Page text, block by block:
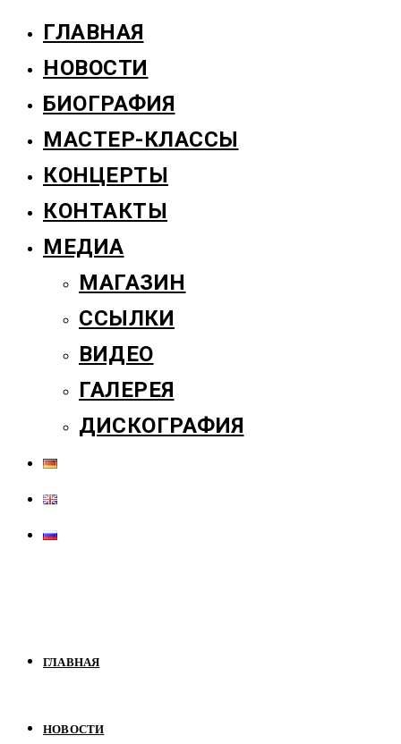
ГЛАВНАЯ
НОВОСТИ
БИОГРАФИЯ
МАСТЕР-КЛАССЫ
КОНЦЕРТЫ
КОНТАКТЫ
МЕДИА
МАГАЗИН
ССЫЛКИ
ВИДЕО
ГАЛЕРЕЯ
ДИСКОГРАФИЯ
ГЛАВНАЯ
НОВОСТИ